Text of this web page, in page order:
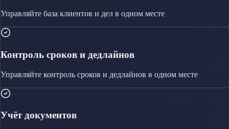
Управляйте база клиентов и дел в одном месте
Контроль сроков и дедлайнов
Управляйте контроль сроков и дедлайнов в одном месте
Учёт документов